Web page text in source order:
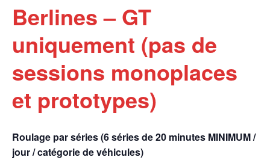
Berlines – GT
uniquement (pas de
sessions monoplaces
et prototypes)
Roulage par séries (6 séries de 20 minutes MINIMUM /
jour / catégorie de véhicules)